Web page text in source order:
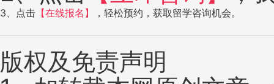
3、点击 【在线报名】 ，轻松预约，获取留学咨询机会。
版权及免责声明